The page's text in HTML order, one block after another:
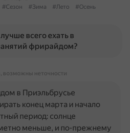
#Сезон #Зима #Лето
#Осень
всего ехать в
фрирайдом?
возможны неточности
в Приэльбрусье
конец марта и начало
период: солнце
меньше, и по-прежнему